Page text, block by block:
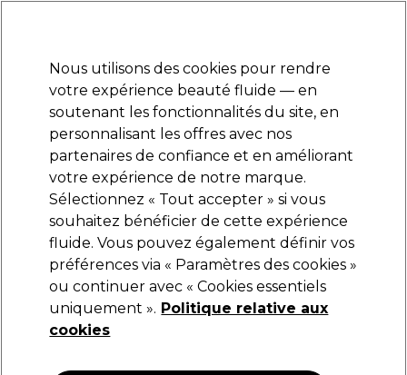
Se connecter
Marques Bons plans Coiffure Electro et Matériel
Livraison et délais
lire la suite
Jaguar Blade R1 10pcs
4,59 €
Nous utilisons des cookies pour rendre
votre expérience beauté fluide — en
soutenant les fonctionnalités du site, en
personnalisant les offres avec nos
partenaires de confiance et en améliorant
votre expérience de notre marque.
Sélectionnez « Tout accepter » si vous
souhaitez bénéficier de cette expérience
fluide. Vous pouvez également définir vos
préférences via « Paramètres des cookies »
ou continuer avec « Cookies essentiels
uniquement ». Politique relative aux
cookies